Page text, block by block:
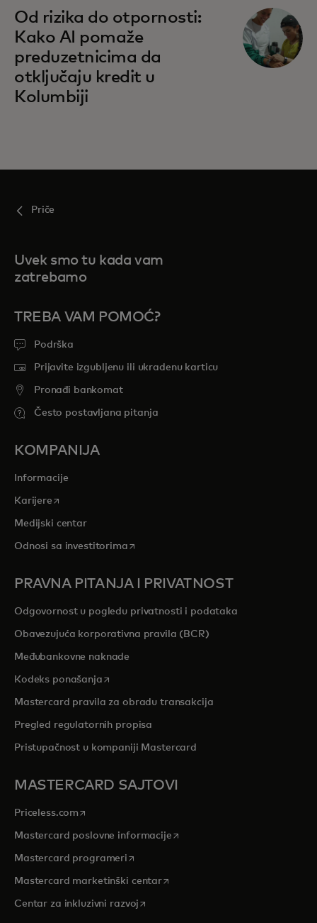
Od rizika do otpornosti:
Kako AI pomaže
preduzetnicima da
otključaju kredit u
Kolumbiji
Priče
Uvek smo tu kada vam
zatrebamo
TREBA VAM POMOĆ?
Podrška
Prijavite izgubljenu ili ukradenu karticu
Pronađi bankomat
Često postavljana pitanja
KOMPANIJA
Informacije
Karijereopens in a new tab
Medijski centar
Odnosi sa investitorimaopens in a new tab
PRAVNA PITANJA I PRIVATNOST
Odgovornost u pogledu privatnosti i podataka
Obavezujuća korporativna pravila (BCR)
Međubankovne naknade
Kodeks ponašanjaopens in a new tab
Mastercard pravila za obradu transakcija
Pregled regulatornih propisa
Pristupačnost u kompaniji Mastercard
MASTERCARD SAJTOVI
Priceless.com opens in a new tab
Mastercard poslovne informacijeopens in a new tab
Mastercard programeri opens in a new tab
Mastercard marketinški centaropens in a new tab
Centar za inkluzivni razvoj opens in a new tab